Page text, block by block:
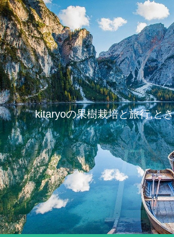
kitaryoの果樹栽培と旅行,と